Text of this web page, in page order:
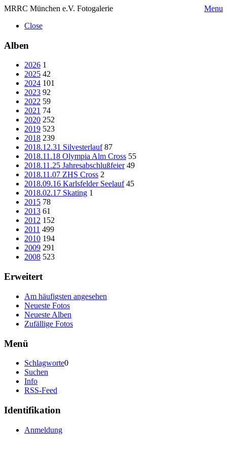
MRRC München e.V. Fotogalerie
Menu
Close
Alben
2026 1
2025 42
2024 101
2023 92
2022 59
2021 74
2020 252
2019 523
2018 239
2018.12.31 Silvesterlauf 87
2018.11.18 Olympia Alm Cross 55
2018.11.25 Jahresabschlußfeier 49
2018.11.07 ZHS Cross 2
2018.09.16 Karlsfelder Seelauf 45
2018.02.17 Skating 1
2015 78
2013 61
2012 152
2011 499
2010 194
2009 291
2008 523
Erweitert
Am häufigsten angesehen
Neueste Fotos
Neueste Alben
Zufällige Fotos
Menü
Schlagworte0
Suchen
Info
RSS-Feed
Identifikation
Anmeldung